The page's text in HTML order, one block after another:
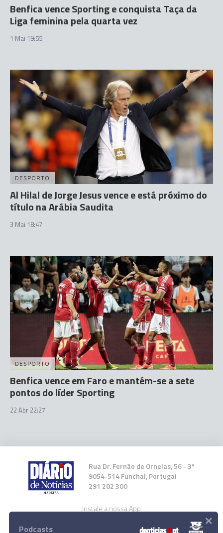
Benfica vence Sporting e conquista Taça da
Liga feminina pela quarta vez
1 Mai 19:55
DESPORTO
Al Hilal de Jorge Jesus vence e está próximo do
título na Arábia Saudita
3 Mai 18:47
DESPORTO
Benfica vence em Faro e mantém-se a sete
pontos do líder Sporting
22 Abr 22:27
Rua Dr. Fernão de Ornelas, 56 - 3º
9054-514 Funchal, Portugal
291 202 300
Instale a nossa App
Podcasts ×